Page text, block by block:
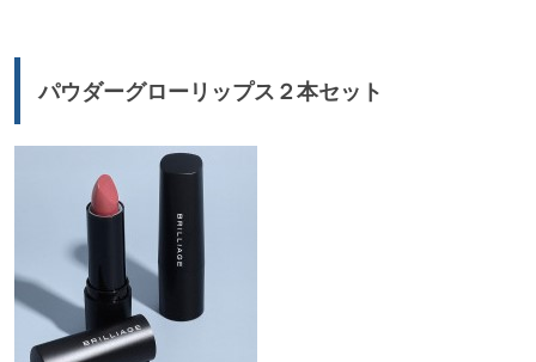
パウダーグローリップス２本セット